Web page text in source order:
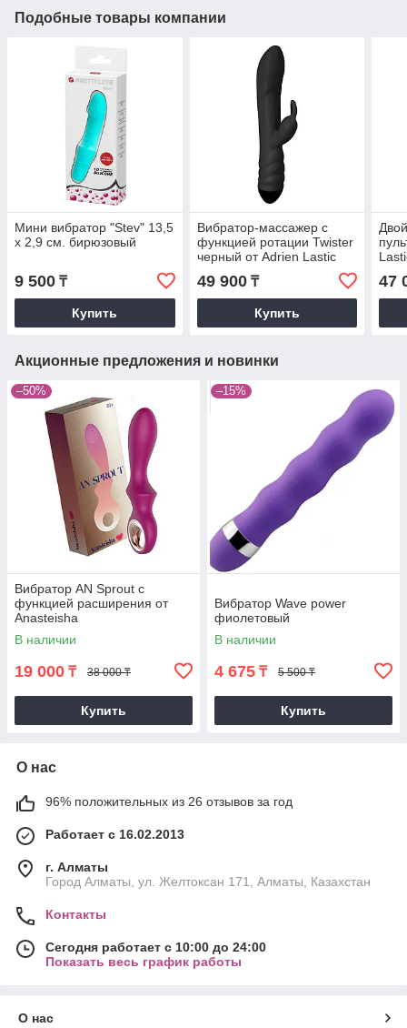
Подобные товары компании
Мини вибратор "Stev" 13,5
x 2,9 см. бирюзовый
9 500 ₸
Купить
Вибратор-массажер с
функцией ротации Twister
черный от Adrien Lastic
49 900₸
Купить
47
Акционные предложения и новинки
–50%
Вибратор AN Sprout с
функцией расширения от
Anasteisha
В наличии
19 000 ₸ 38 000 ₸
Купить
–15%
Вибратор Wave power
фиолетовый
В наличии
4 675 ₸ 5 500 ₸
Купить
О нас
96% положительных из 26 отзывов за год
Работает с 16.02.2013
г. Алматы
Город Алматы, ул. Желтоксан 171, Алматы, Казахстан
Контакты
Сегодня работает с 10:00 до 24:00
Показать весь график работы
О нас